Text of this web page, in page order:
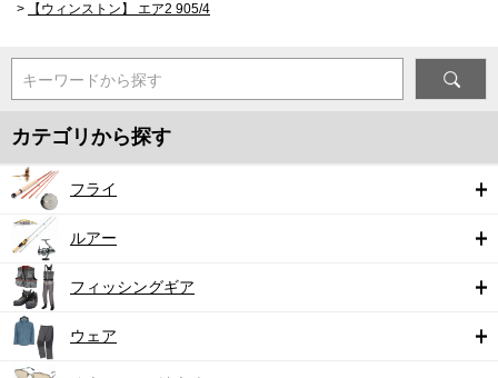
>
【ウィンストン】 エア2 905/4
キーワードから探す
カテゴリから探す
フライ
ルアー
フィッシングギア
ウェア